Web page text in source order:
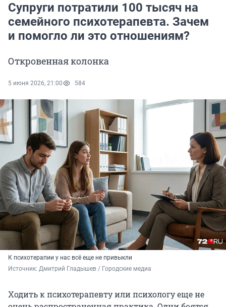
Супруги потратили 100 тысяч на
семейного психотерапевта. Зачем
и помогло ли это отношениям?
Откровенная колонка
5 июня 2026, 21:00 584
К психотерапии у нас всё еще не привыкли
Источник: Дмитрий Гладышев / Городские медиа
Ходить к психотерапевту или психологу еще не